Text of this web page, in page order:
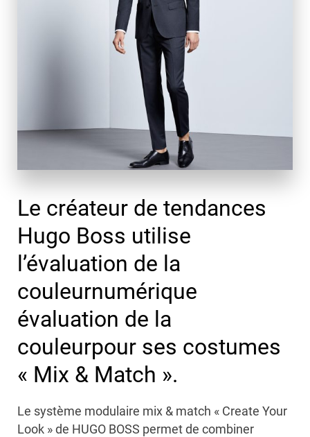
Le créateur de tendances
Hugo Boss utilise
l’évaluation de la
couleurnumérique
évaluation de la
couleurpour ses costumes
« Mix & Match ».
Le système modulaire mix & match « Create Your
Look » de HUGO BOSS permet de combiner